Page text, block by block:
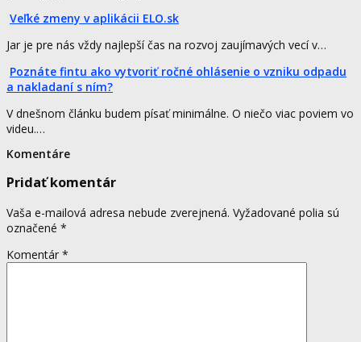
Veľké zmeny v aplikácii ELO.sk
Jar je pre nás vždy najlepší čas na rozvoj zaujímavých vecí v…
Poznáte fintu ako vytvoriť ročné ohlásenie o vzniku odpadu
a nakladaní s ním?
V dnešnom článku budem písať minimálne. O niečo viac poviem vo
videu.…
Komentáre
Pridať komentár
Vaša e-mailová adresa nebude zverejnená. Vyžadované polia sú
označené *
Komentár *